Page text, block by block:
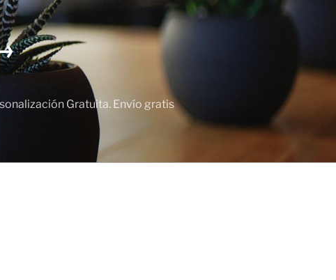
Gratuita. Envío gratis